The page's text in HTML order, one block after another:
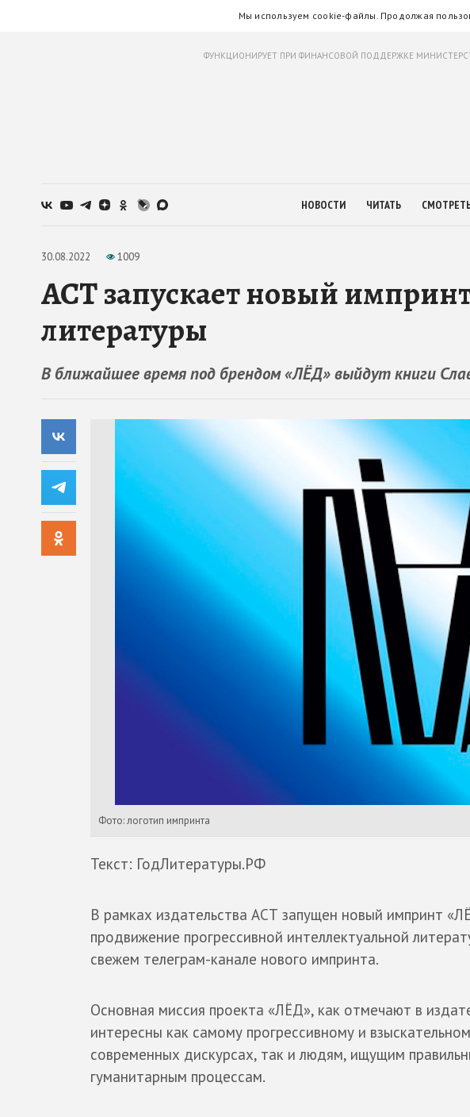
Мы используем cookie-файлы. Продолжая
ФУНКЦИОНИРУЕТ ПРИ ФИНАНСОВОЙ ПОДДЕРЖКЕ
НОВОСТИ ЧИТАТЬ
30.08.2022 1009
АСТ запускает новый
литературы
В ближайшее время под брендом «ЛЁД» выйдут книги
Фото: логотип импринта
Текст: ГодЛитературы.РФ
В рамках издательства АСТ запущен новый импринт
продвижение прогрессивной интеллектуальной
свежем телеграм-канале нового импринта.
Основная миссия проекта «ЛЁД», как отмечают в
интересны как самому прогрессивному и
современных дискурсах, так и людям, ищущим
гуманитарным процессам.